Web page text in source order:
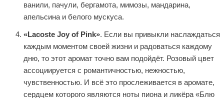
ванили, пачули, бергамота, мимозы, мандарина,
апельсина и белого мускуса.
«Lacoste Joy of Pink». Если вы привыкли наслаждаться
каждым моментом своей жизни и радоваться каждому
дню, то этот аромат точно вам подойдёт. Розовый цвет
ассоциируется с романтичностью, нежностью,
чувственностью. И всё это прослеживается в аромате,
сердцем которого являются ноты пиона и ликёра «Блю